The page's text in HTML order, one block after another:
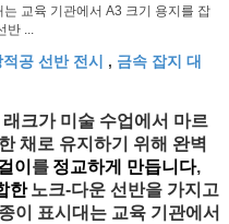
교육 기관에서 A3 크기 용지를 잡
반 ...
공 선반 전시 , 금속 잡지 대
크가 미술 수업에서 마르
채로 유지하기 위해 완벽
이 를 정교하게 만듭니다,
한 노크-다운 선반을 가지고
이 표시대는 교육 기관에서